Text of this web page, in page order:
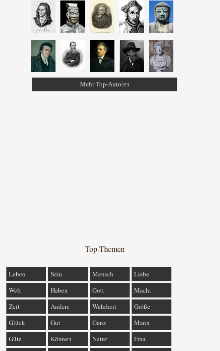
Mehr Top-Autoren
Top-Themen
Leben Sein Mensch
Liebe
Welt
Haben Gott
Macht
Zeit
Andere Wahrheit
Größe
Glück
Gut Ganz
Mann
Güte
Können Natur
Frau